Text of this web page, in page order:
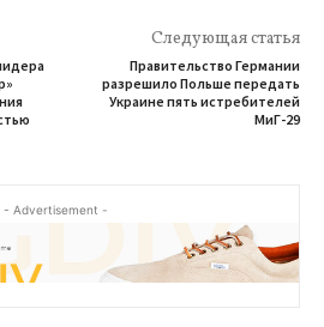
Следующая статья
Правительство Германии
разрешило Польше передать
Украине пять истребителей
МиГ-29
- Advertisement -